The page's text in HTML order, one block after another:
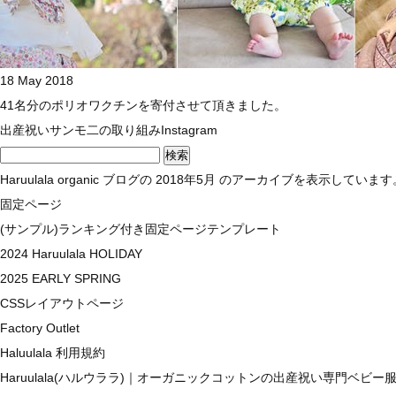
18 May 2018
41名分のポリオワクチンを寄付させて頂きました。
出産祝いサンモ二の取り組みInstagram
索:
Haruulala organic ブログの 2018年5月 のアーカイブを表示しています
固定ページ
(サンプル)ランキング付き固定ページテンプレート
2024 Haruulala HOLIDAY
2025 EARLY SPRING
CSSレイアウトページ
Factory Outlet
Haluulala 利用規約
Haruulala(ハルウララ)｜オーガニックコットンの出産祝い専門ベビー服